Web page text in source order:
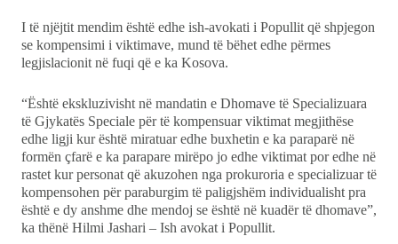
I të njëjtit mendim është edhe ish-avokati i Popullit që shpjegon
se kompensimi i viktimave, mund të bëhet edhe përmes
legjislacionit në fuqi që e ka Kosova.
“Është ekskluzivisht në mandatin e Dhomave të Specializuara
të Gjykatës Speciale për të kompensuar viktimat megjithëse
edhe ligji kur është miratuar edhe buxhetin e ka paraparë në
formën çfarë e ka parapare mirëpo jo edhe viktimat por edhe në
rastet kur personat që akuzohen nga prokuroria e specializuar të
kompensohen për paraburgim të paligjshëm individualisht pra
është e dy anshme dhe mendoj se është në kuadër të dhomave”,
ka thënë Hilmi Jashari – Ish avokat i Popullit.